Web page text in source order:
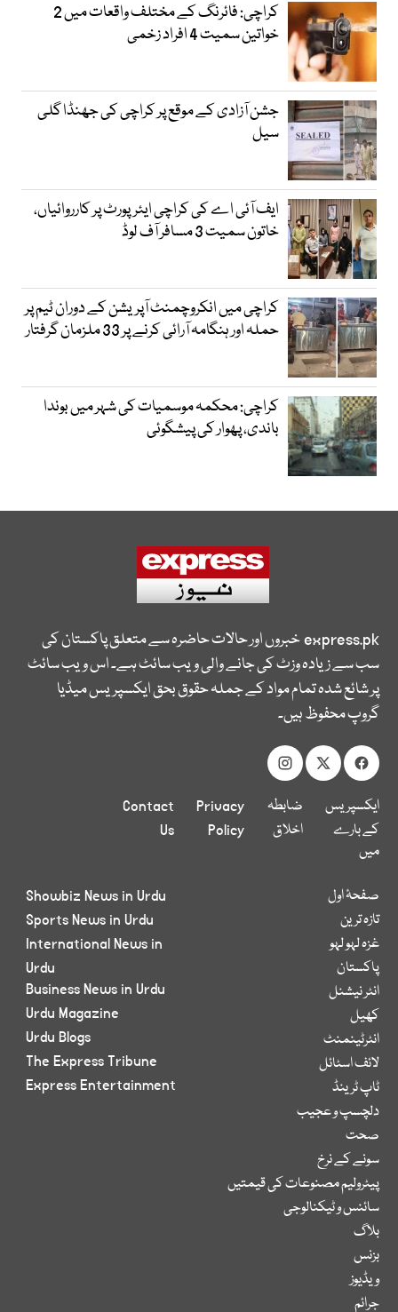
کراچی: فائرنگ کے مختلف واقعات میں 2
خواتین سمیت 4 افراد زخمی
جشن آزادی کے موقع پر کراچی کی جھنڈا گلی
سیل
ایف آئی اے کی کراچی ایئرپورٹ پر کارروائیاں،
خاتون سمیت 3 مسافر آف لوڈ
کراچی میں انکروچمنٹ آپریشن کے دوران ٹیم پر
حملہ اور ہنگامہ آرائی کرنے پر 33 ملزمان گرفتار
کراچی: محکمہ موسمیات کی شہر میں بوندا
باندی، پھوار کی پیشگوئی
express.pkخبروں اور حالات حاضرہ سے متعلق پاکستان کی
سب سے زیادہ وزٹ کی جانے والی ویب سائٹ ہے۔ اس ویب سائٹ
پر شائع شدہ تمام مواد کے جملہ حقوق بحق ایکسپریس میڈیا
گروپ محفوظ ہیں۔
ایکسپریس
کے بارے
میں
ضابطہ
اخلاق
Privacy
Policy
Contact
Us
صفحۂ اول
تازہ ترین
غزہ لہو لہو
پاکستان
انٹر نیشنل
کھیل
انٹرٹینمنٹ
لائف اسٹائل
ٹاپ ٹرینڈ
دلچسپ و عجیب
صحت
سونے کے نرخ
پیٹرولیم مصنوعات کی قیمتیں
سائنس و ٹیکنالوجی
بلاگ
بزنس
ویڈیوز
جرائم
Showbiz News in Urdu
Sports News in Urdu
International News in
Urdu
Business News in Urdu
Urdu Magazine
Urdu Blogs
The Express Tribune
Express Entertainment